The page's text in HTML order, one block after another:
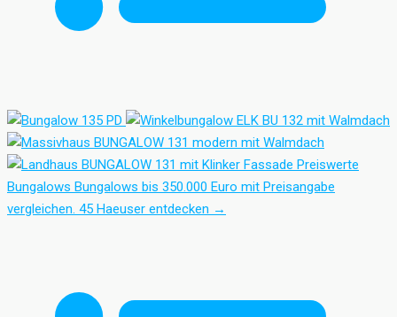
Preiswerte
Bungalows Bungalows bis 350.000 Euro mit Preisangabe
vergleichen. 45 Haeuser entdecken →